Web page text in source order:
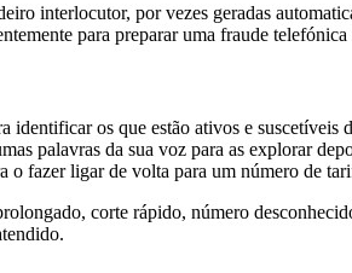
interlocutor, por vezes geradas
para preparar uma fraude
identificar os que estão ativos e suscetíveis
palavras da sua voz para as explorar
o fazer ligar de volta para um número de
corte rápido, número